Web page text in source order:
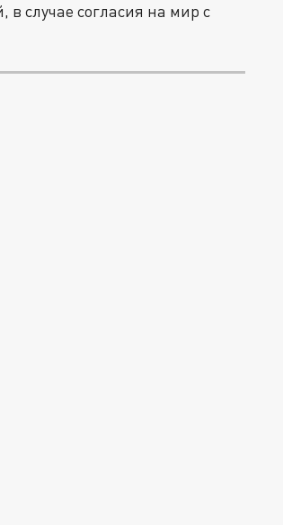
в случае согласия на мир с